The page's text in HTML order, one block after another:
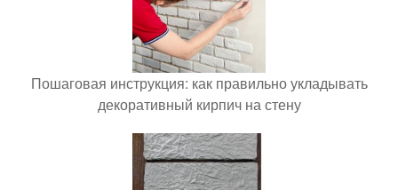
Пошаговая инструкция: как правильно укладывать
декоративный кирпич на стену